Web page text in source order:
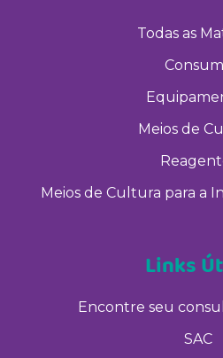
Todas as
Meios de
Meios de Cultura para a
Links
Encontre seu
SAC